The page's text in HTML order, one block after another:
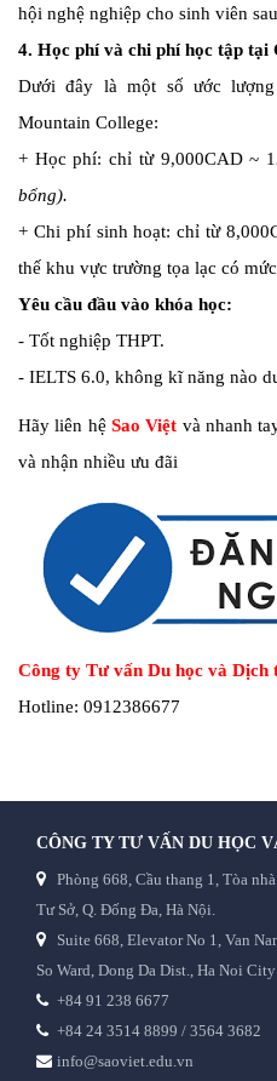
hội nghệ nghiệp cho sinh viên
4. Học phí và chi phí học tập tại
Dưới đây là một số ước
Mountain College:
+ Học phí: chỉ từ 9,000CAD ~
bổng).
+ Chi phí sinh hoạt: chỉ từ
thế khu vực trường tọa lạc có
Yêu cầu đầu vào khóa học:
- Tốt nghiệp THPT.
- IELTS 6.0, không kĩ năng nào
Hãy liên hệ Sao Việt và nhanh
và nhận nhiều ưu đãi
Công ty Tư vấn Du học và Dịch
Hotline: 0912386677
CÔNG TY TƯ VẤN DU HỌC
Phòng 668, Cầu thang 1, Tòa
Tư Sở, Q. Đống Đa, Hà Nội.
Suite 668, Elevator No 1, Van
So Ward, Dong Da Dist., Ha Noi City
+84 91 238 6677
+84 24 3514 8899 / 3564 3682
info@saoviet.edu.vn